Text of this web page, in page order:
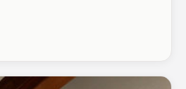
村拓哉等，角色动机前后呼应，适
众。节奏紧凑、反转有度，值得列